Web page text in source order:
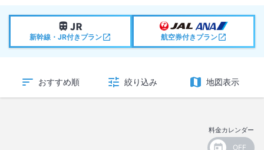
新幹線・JR付きプラン 航空券付きプラン
おすすめ順 絞り込み 地図表示
料金カレンダー